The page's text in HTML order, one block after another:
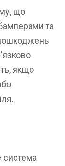
що
та
якщо
система